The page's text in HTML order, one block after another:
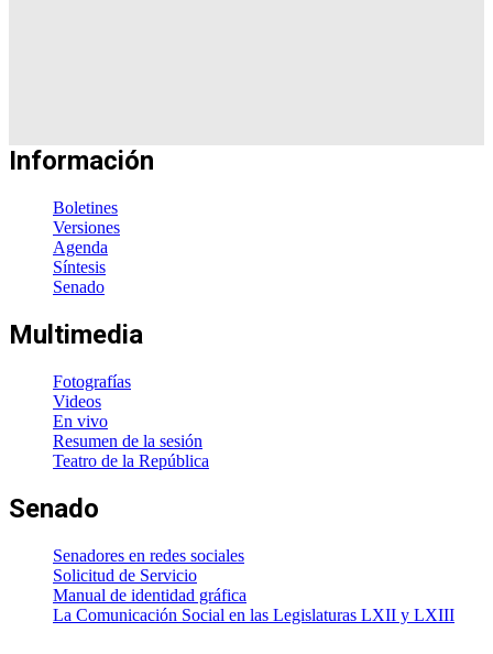
Información
Boletines
Versiones
Agenda
Síntesis
Senado
Multimedia
Fotografías
Videos
En vivo
Resumen de la sesión
Teatro de la República
Senado
Senadores en redes sociales
Solicitud de Servicio
Manual de identidad gráfica
La Comunicación Social en las Legislaturas LXII y LXIII